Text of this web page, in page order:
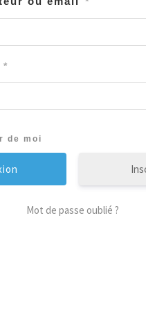
*
de moi
Mot de passe oublié ?